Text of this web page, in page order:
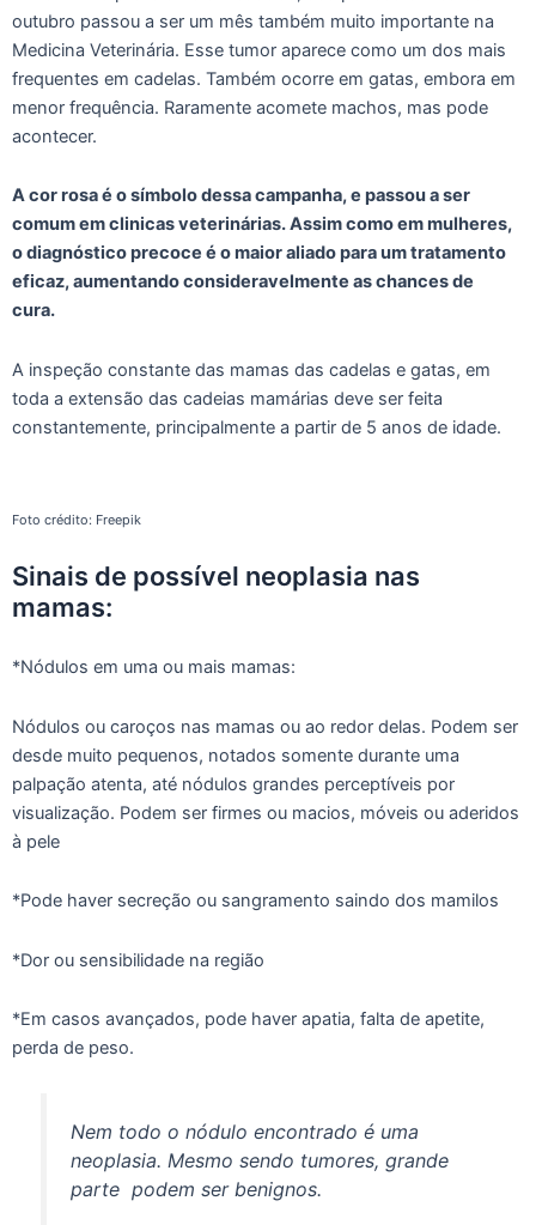
outubro passou a ser um mês também muito importante na
Medicina Veterinária. Esse tumor aparece como um dos mais
frequentes em cadelas. Também ocorre em gatas, embora em
menor frequência. Raramente acomete machos, mas pode
acontecer.
A cor rosa é o símbolo dessa campanha, e passou a ser
comum em clinicas veterinárias. Assim como em mulheres,
o diagnóstico precoce é o maior aliado para um tratamento
eficaz, aumentando consideravelmente as chances de
cura.
A inspeção constante das mamas das cadelas e gatas, em
toda a extensão das cadeias mamárias deve ser feita
constantemente, principalmente a partir de 5 anos de idade.
Foto crédito: Freepik
Sinais de possível neoplasia nas
mamas:
*Nódulos em uma ou mais mamas:
Nódulos ou caroços nas mamas ou ao redor delas. Podem ser
desde muito pequenos, notados somente durante uma
palpação atenta, até nódulos grandes perceptíveis por
visualização. Podem ser firmes ou macios, móveis ou aderidos
à pele
*Pode haver secreção ou sangramento saindo dos mamilos
*Dor ou sensibilidade na região
*Em casos avançados, pode haver apatia, falta de apetite,
perda de peso.
Nem todo o nódulo encontrado é uma
neoplasia. Mesmo sendo tumores, grande
parte podem ser benignos.